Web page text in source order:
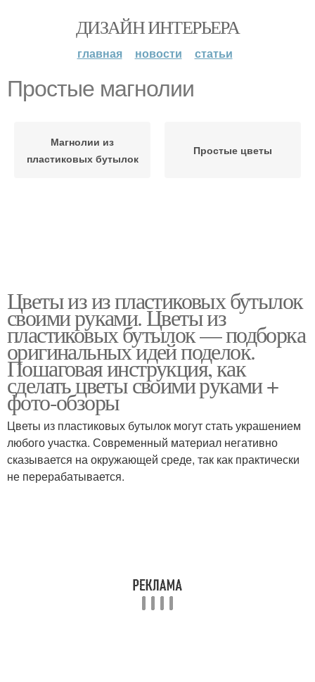
ДИЗАЙН ИНТЕРЬЕРА
главная новости статьи
Простые магнолии
Магнолии из
пластиковых бутылок
Простые цветы
Цветы из из пластиковых бутылок
своими руками. Цветы из
пластиковых бутылок — подборка
оригинальных идей поделок.
Пошаговая инструкция, как
сделать цветы своими руками +
фото-обзоры
Цветы из пластиковых бутылок могут стать украшением
любого участка. Современный материал негативно
сказывается на окружающей среде, так как практически
не перерабатывается.